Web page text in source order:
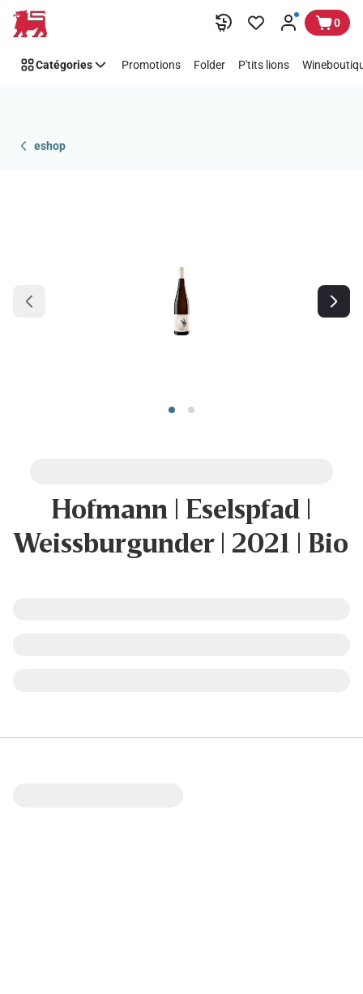
Passer 0
Catégories Promotions Folder P'tits lions
eshop
Hofmann | Eselspfad |
Weissburgunder | 2021 | Bio